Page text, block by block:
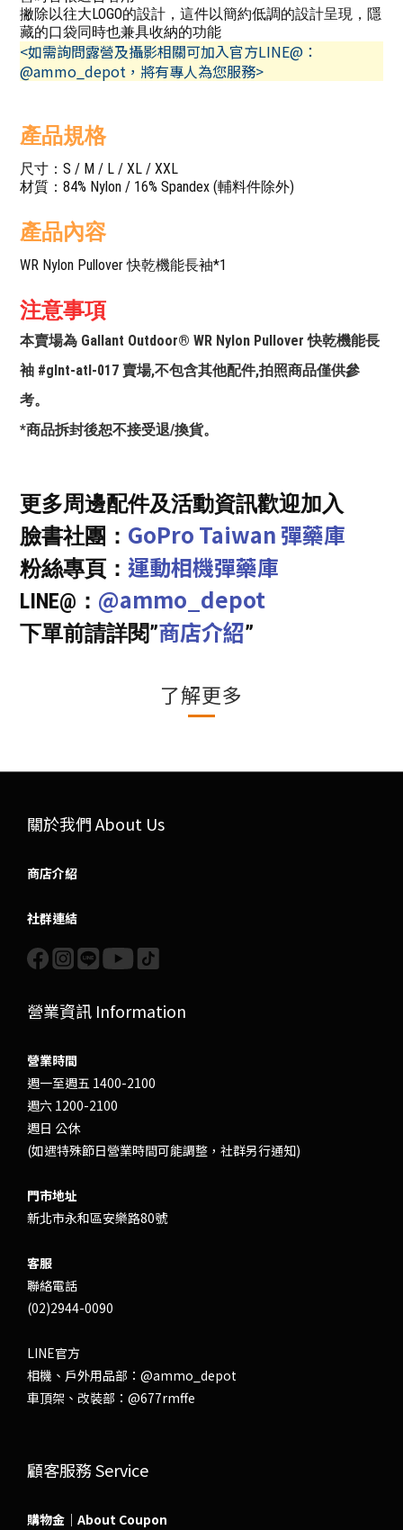
撇除以往大LOGO的設計，這件以簡約低調的設計呈現，隱
藏的口袋同時也兼具收納的功能
<如需詢問露營及攝影相關可加入官方LINE@：
@ammo_depot，將有專人為您服務>
產品規格
尺寸：S / M / L / XL / XXL
材質：84% Nylon / 16% Spandex (輔料件除外)
產品內容
WR Nylon Pullover 快乾機能長袖*1
注意事項
本賣場為 Gallant Outdoor®️ WR Nylon Pullover 快乾機能長
袖 #glnt-atl-017 賣場,不包含其他配件,拍照商品僅供參
考。
*商品拆封後恕不接受退/換貨。
更多周邊配件及活動資訊歡迎加入
臉書社團： GoPro Taiwan 彈藥庫
粉絲專頁： 運動相機彈藥庫
LINE@： @ammo_depot
下單前請詳閱”商店介紹”
了解更多
關於我們 About Us
商店介紹
社群連結
營業資訊 Information
營業時間
週一至週五 1400-2100
週六 1200-2100
週日 公休
(如遇特殊節日營業時間可能調整，社群另行通知)
門市地址
新北市永和區安樂路80號
客服
聯絡電話
(02)2944-0090
LINE官方
相機、戶外用品部： @ammo_depot
車頂架、改裝部： @677rmffe
顧客服務 Service
購物金｜About Coupon